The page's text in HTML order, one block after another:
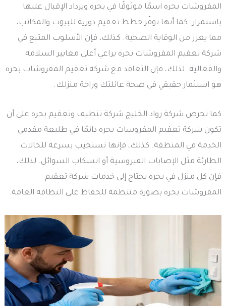
المفروشات بحره اسمًا موثوقًا في بحره ويزداد الإقبال عليها
باستمرار. كما أنها توفّر خطط تعقيم دورية للبيوت والمكاتب،
مما يعزز من الوقاية الصحية. كذلك، فإن الأسلوب المتبع في
شركة تعقيم المفروشات بحره يراعي أعلى معايير السلامة
والفعالية. لذلك، فإن التعاقد مع شركة تعقيم المفروشات بحره
هو استثمار حقيقي في صحة عائلتك وراحة منزلك.
كما تحرص شركة رواد الخليج شركة تنظيف وتعقيم بحره على أن
تكون شركة تعقيم المفروشات بحره دائمًا في طليعة مقدمي
الخدمة في المنطقة. كذلك، فإنها تستجيب بسرعة للحالات
الطارئة مثل الإصابات الفيروسية أو انسكاب السوائل. لذلك،
فإن كل منزل في بحره يحتاج إلى خدمات شركة تعقيم
المفروشات بحره بصورة منتظمة للحفاظ على النظافة العامة.